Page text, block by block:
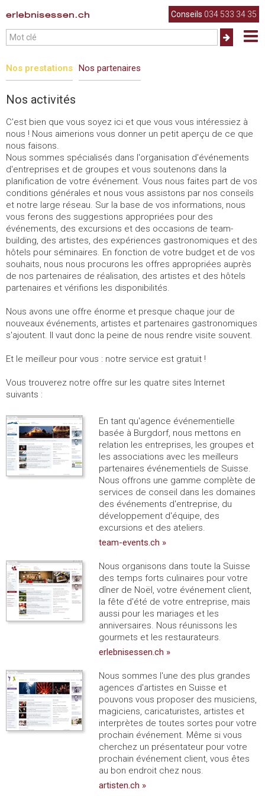
erlebnisessen.ch Conseils 034 533 34 35
Nos prestations Nos partenaires
Nos activités
C'est bien que vous soyez ici et que vous vous intéressiez à
nous ! Nous aimerions vous donner un petit aperçu de ce que
nous faisons.
Nous sommes spécialisés dans l'organisation d'événements
d'entreprises et de groupes et vous soutenons dans la
planification de votre événement. Vous nous faites part de vos
conditions générales et nous vous assistons par nos conseils
et notre large réseau. Sur la base de vos informations, nous
vous ferons des suggestions appropriées pour des
événements, des excursions et des occasions de team-
building, des artistes, des expériences gastronomiques et des
hôtels pour séminaires. En fonction de votre budget et de vos
souhaits, nous nous procurons les offres appropriées auprès
de nos partenaires de réalisation, des artistes et des hôtels
partenaires et vérifions les disponibilités.
Nous avons une offre énorme et presque chaque jour de
nouveaux événements, artistes et partenaires gastronomiques
s'ajoutent. Il vaut donc la peine de nous rendre visite souvent.
Et le meilleur pour vous : notre service est gratuit !
Vous trouverez notre offre sur les quatre sites Internet
suivants :
En tant qu'agence événementielle
basée à Burgdorf, nous mettons en
relation les entreprises, les groupes et
les associations avec les meilleurs
partenaires événementiels de Suisse.
Nous offrons une gamme complète de
services de conseil dans les domaines
des événements d'entreprise, du
développement d'équipe, des
excursions et des ateliers.
team-events.ch »
Nous organisons dans toute la Suisse
des temps forts culinaires pour votre
dîner de Noël, votre événement client,
la fête d'été de votre entreprise, mais
aussi pour les mariages et les
anniversaires. Nous réunissons les
gourmets et les restaurateurs.
erlebnisessen.ch »
Nous sommes l'une des plus grandes
agences d'artistes en Suisse et
pouvons vous proposer des musiciens,
magiciens, caricaturistes, artistes et
interprètes de toutes sortes pour votre
prochain événement. Même si vous
cherchez un présentateur pour votre
prochain événement client, vous êtes
au bon endroit chez nous.
artisten.ch »